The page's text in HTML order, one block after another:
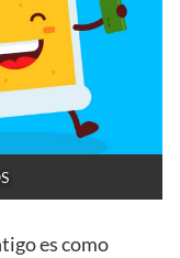
es como